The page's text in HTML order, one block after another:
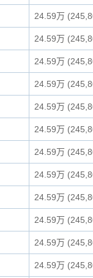
24.59万
24.59万
24.59万
24.59万
24.59万
24.59万
24.59万
24.59万
24.59万
24.59万
24.59万
24.59万